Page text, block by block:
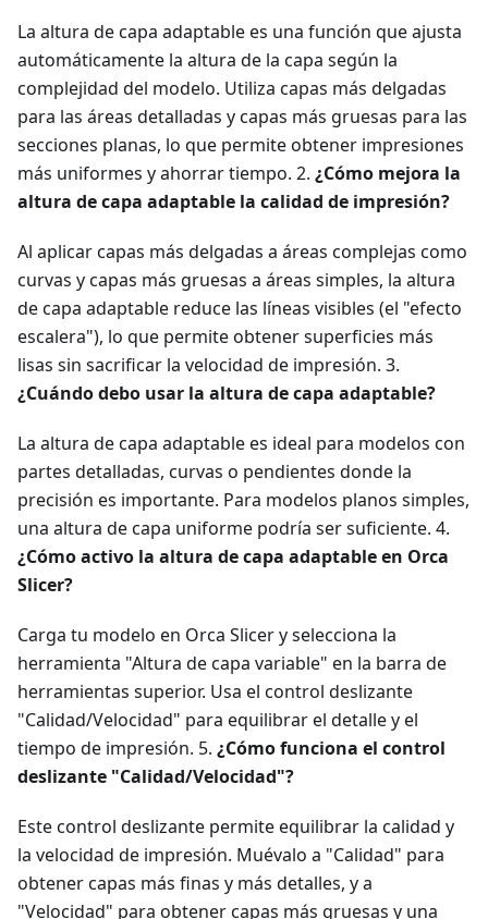
La altura de capa adaptable es una función que ajusta
automáticamente la altura de la capa según la
complejidad del modelo. Utiliza capas más delgadas
para las áreas detalladas y capas más gruesas para las
secciones planas, lo que permite obtener impresiones
más uniformes y ahorrar tiempo. 2. ¿Cómo mejora la
altura de capa adaptable la calidad de impresión?
Al aplicar capas más delgadas a áreas complejas como
curvas y capas más gruesas a áreas simples, la altura
de capa adaptable reduce las líneas visibles (el "efecto
escalera"), lo que permite obtener superficies más
lisas sin sacrificar la velocidad de impresión. 3.
¿Cuándo debo usar la altura de capa adaptable?
La altura de capa adaptable es ideal para modelos con
partes detalladas, curvas o pendientes donde la
precisión es importante. Para modelos planos simples,
una altura de capa uniforme podría ser suficiente. 4.
¿Cómo activo la altura de capa adaptable en Orca
Slicer?
Carga tu modelo en Orca Slicer y selecciona la
herramienta "Altura de capa variable" en la barra de
herramientas superior. Usa el control deslizante
"Calidad/Velocidad" para equilibrar el detalle y el
tiempo de impresión. 5. ¿Cómo funciona el control
deslizante "Calidad/Velocidad"?
Este control deslizante permite equilibrar la calidad y
la velocidad de impresión. Muévalo a "Calidad" para
obtener capas más finas y más detalles, y a
"Velocidad" para obtener capas más gruesas y una